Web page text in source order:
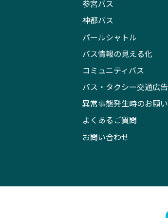
参宮バス
神都バス
パールシャトル
バス情報の見える化
コミュニティバス
バス・タクシー交通広告
異常事態発生時のお願い
よくあるご質問
お問い合わせ